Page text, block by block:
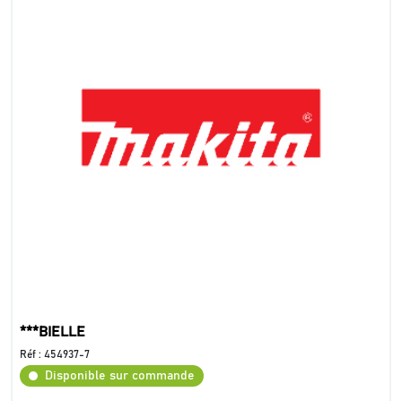
***BIELLE
Réf : 454937-7
Disponible sur commande